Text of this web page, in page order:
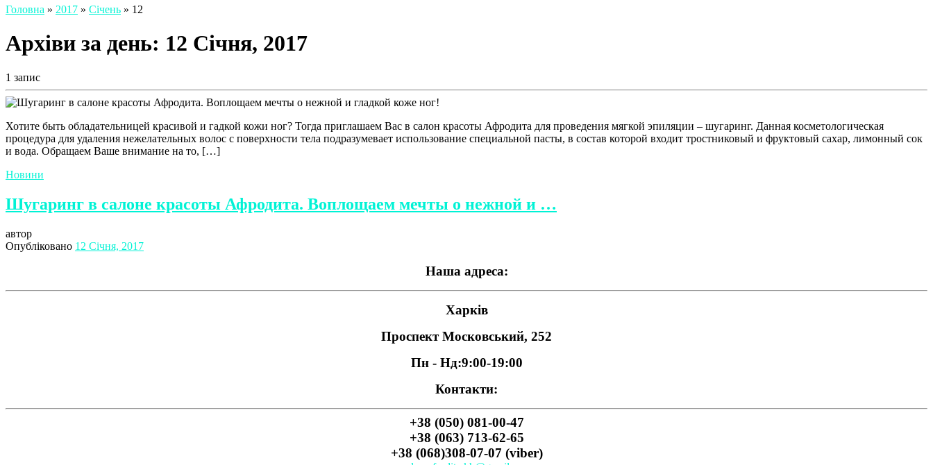
Головна » 2017 » Січень » 12
Архіви за день: 12 Січня, 2017
1 запис
Хотите быть обладательницей красивой и гадкой кожи ног? Тогда приглашаем Вас в салон красоты Афродита для проведения мягкой эпиляции – шугаринг. Данная косметологическая
процедура для удаления нежелательных волос с поверхности тела подразумевает использование специальной пасты, в состав которой входит тростниковый и фруктовый сахар, лимонный сок
и вода. Обращаем Ваше внимание на то, […]
Новини
Шугаринг в салоне красоты Афродита. Воплощаем мечты о нежной и …
автор
Опубліковано 12 Січня, 2017
Наша адреса:
Харків
Проспект Московський, 252
Пн - Нд:9:00-19:00
Контакти:
+38 (050) 081-00-47
+38 (063) 713-62-65
+38 (068)308-07-07 (viber)